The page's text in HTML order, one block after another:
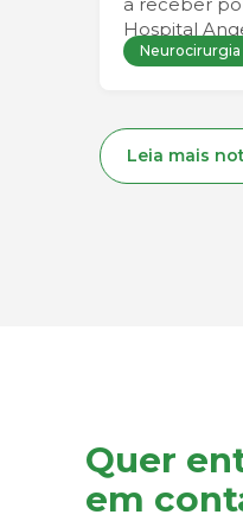
Hospital
meio de um
permitiu que
clínicas,
regulatórias
Neurocirurgia
Leia mais
Quer
em